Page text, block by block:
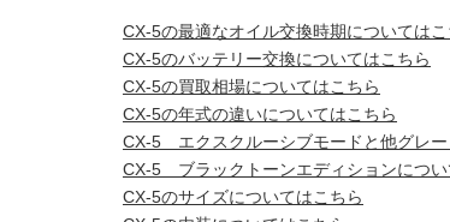
CX-5の最適なオイル交換時期についてはこ
CX-5のバッテリー交換についてはこちら
CX-5の買取相場についてはこちら
CX-5の年式の違いについてはこちら
CX-5 エクスクルーシブモードと他グレー
CX-5 ブラックトーンエディションについ
CX-5のサイズについてはこちら